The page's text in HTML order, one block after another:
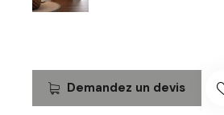
Demandez un devis